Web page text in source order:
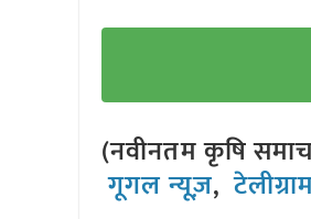
(नवीनतम कृषि
गूगल न्यूज़,